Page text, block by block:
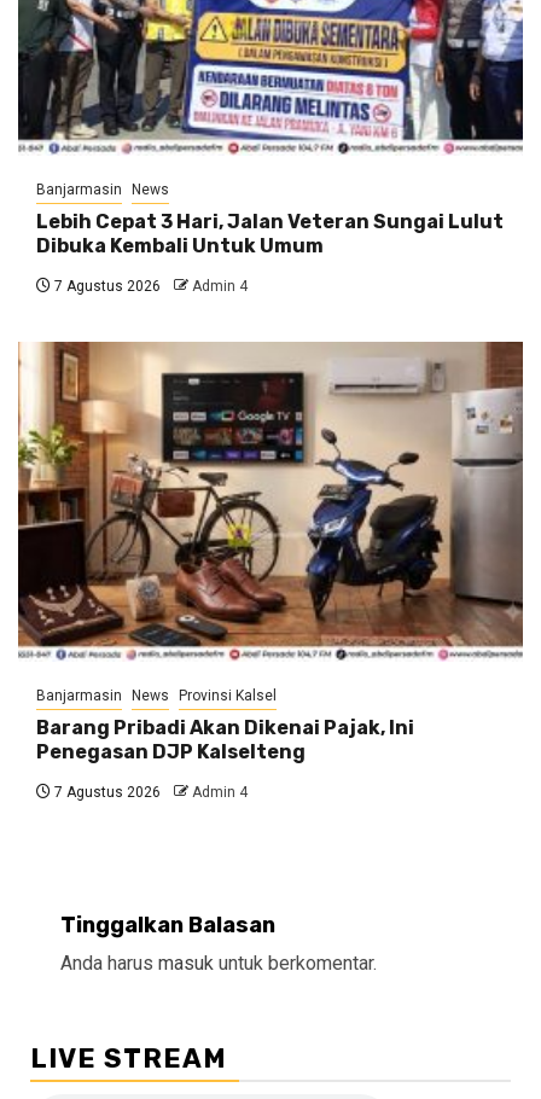
Banjarmasin News
Lebih Cepat 3 Hari, Jalan Veteran Sungai Lulut
Dibuka Kembali Untuk Umum
7 Agustus 2026 Admin 4
Banjarmasin News Provinsi Kalsel
Barang Pribadi Akan Dikenai Pajak, Ini
Penegasan DJP Kalselteng
7 Agustus 2026 Admin 4
Tinggalkan Balasan
Anda harus masuk untuk berkomentar.
LIVE STREAM